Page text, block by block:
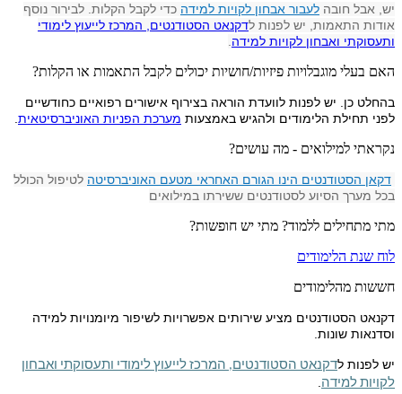
יש, אבל חובה לעבור אבחון לקויות למידה כדי לקבל הקלות. לבירור נוסף
אודות התאמות, יש לפנות לדקנאט הסטודנטים, המרכז לייעוץ לימודי
ותעסוקתי ואבחון לקויות למידה
האם בעלי מוגבלויות פיזיות/חושיות יכולים לקבל התאמות או הקלות?
בהחלט כן. יש לפנות לוועדת הוראה בצירוף אישורים רפואיים כחודשיים
לפני תחילת הלימודים ולהגיש באמצעות מערכת הפניות האוניברסיטאית
נקראתי למילואים - מה עושים?
דקאן הסטודנטים הינו הגורם האחראי מטעם האוניברסיטה לטיפול הכולל
בכל מערך הסיוע לסטודנטים ששירתו במילואים
מתי מתחילים ללמוד? מתי יש חופשות?
לוח שנת הלימודים
חששות מהלימודים
דקנאט הסטודנטים מציע שירותים אפשרויות לשיפור מיומנויות למידה
וסדנאות שונות.
יש לפנות לדקנאט הסטודנטים, המרכז לייעוץ לימודי ותעסוקתי ואבחון
לקויות למידה